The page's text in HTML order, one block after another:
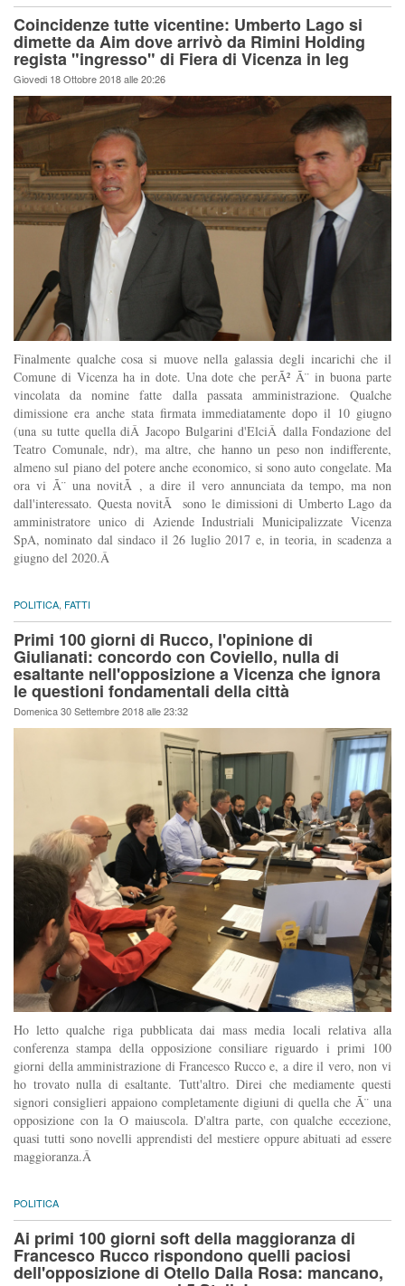
Coincidenze tutte vicentine: Umberto Lago si
dimette da Aim dove arrivò da Rimini Holding
regista "ingresso" di Fiera di Vicenza in Ieg
Giovedi 18 Ottobre 2018 alle 20:26
Finalmente qualche cosa si muove nella galassia degli incarichi che il
Comune di Vicenza ha in dote. Una dote che perÃ² Ã¨ in buona parte
vincolata da nomine fatte dalla passata amministrazione. Qualche
dimissione era anche stata firmata immediatamente dopo il 10 giugno
(una su tutte quella diÂ Jacopo Bulgarini d'ElciÂ dalla Fondazione del
Teatro Comunale, ndr), ma altre, che hanno un peso non indifferente,
almeno sul piano del potere anche economico, si sono auto congelate. Ma
ora vi Ã¨ una novitÃ , a dire il vero annunciata da tempo, ma non
dall'interessato. Questa novitÃ sono le dimissioni di Umberto Lago da
amministratore unico di Aziende Industriali Municipalizzate Vicenza
SpA, nominato dal sindaco il 26 luglio 2017 e, in teoria, in scadenza a
giugno del 2020.Â
POLITICA FATTI
Primi 100 giorni di Rucco, l'opinione di
Giulianati: concordo con Coviello, nulla di
esaltante nell'opposizione a Vicenza che ignora
le questioni fondamentali della città
Domenica 30 Settembre 2018 alle 23:32
Ho letto qualche riga pubblicata dai mass media locali relativa alla
conferenza stampa della opposizione consiliare riguardo i primi 100
giorni della amministrazione di Francesco Rucco e, a dire il vero, non vi
ho trovato nulla di esaltante. Tutt'altro. Direi che mediamente questi
signori consiglieri appaiono completamente digiuni di quella che Ã¨ una
opposizione con la O maiuscola. D'altra parte, con qualche eccezione,
quasi tutti sono novelli apprendisti del mestiere oppure abituati ad essere
maggioranza.Â
POLITICA
Ai primi 100 giorni soft della maggioranza di
Francesco Rucco rispondono quelli paciosi
dell'opposizione di Otello Dalla Rosa: mancano,